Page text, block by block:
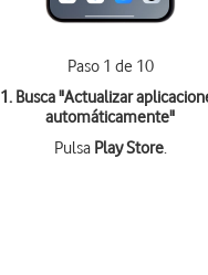
Paso 1 de 10
1. Busca "Actualizar
automáticamente"
Pulsa Play Store.